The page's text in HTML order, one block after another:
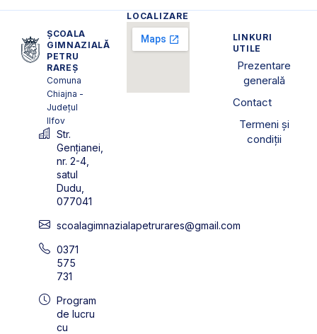
ȘCOALA
GIMNAZIALĂ
PETRU
RAREȘ
Comuna
Chiajna -
Județul
Ilfov
Str.
Gențianei,
nr. 2-4,
satul
Dudu,
077041
scoalagimnazialapetrurares@gmail.com
0371
575
731
Program
de lucru
cu
LOCALIZARE
LINKURI
UTILE
Prezentare
generală
Contact
Termeni și
condiții